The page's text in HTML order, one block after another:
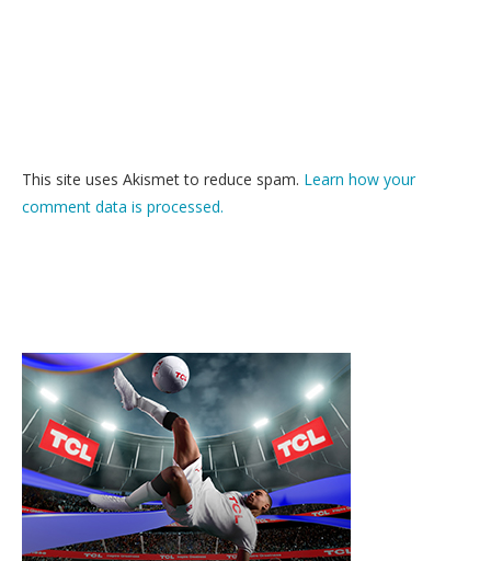
This site uses Akismet to reduce spam. Learn how your
comment data is processed.